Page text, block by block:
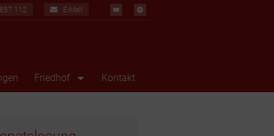
112 E-Mail
Friedhof Kontakt